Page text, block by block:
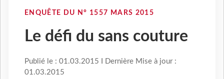
ENQUÊTE DU N° 1557 MARS 2015
Le défi du sans couture
Publié le : 01.03.2015 I Dernière Mise à jour :
01.03.2015